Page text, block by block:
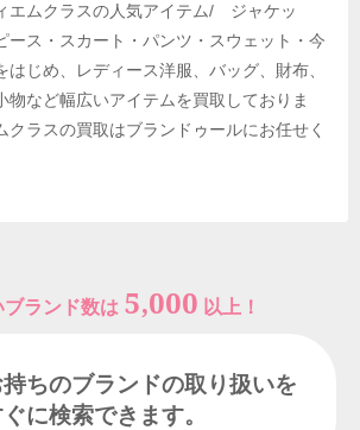
エムクラスの人気アイテム/ ジャケッ
ース・スカート・パンツ・スウェット・今
はじめ、レディース洋服、バッグ、財布、
物など幅広いアイテムを買取しておりま
クラスの買取はブランドゥールにお任せく
ランド数は 5,000 以上！
ちのブランドの取り扱いを
に検索できます。